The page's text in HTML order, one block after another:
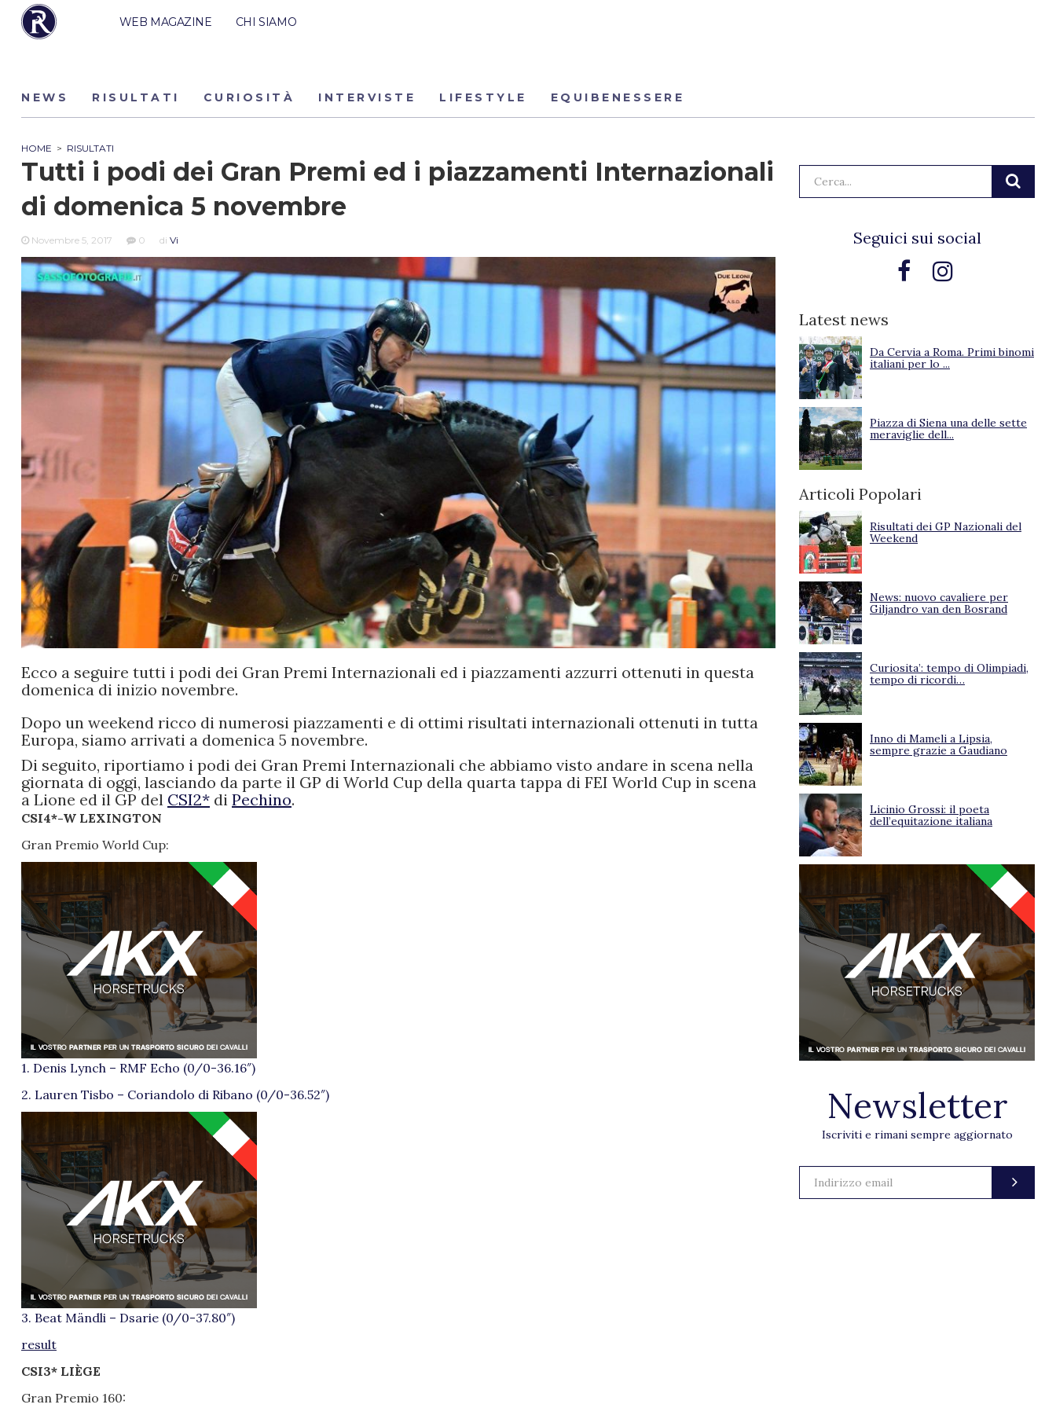
WEB MAGAZINE CHI SIAMO
NEWS RISULTATI CURIOSITÀ INTERVISTE LIFESTYLE EQUIBENESSERE
HOME > RISULTATI
Tutti i podi dei Gran Premi ed i piazzamenti Internazionali
di domenica 5 novembre
Novembre 5, 2017 0 di Vi
Ecco a seguire tutti i podi dei Gran Premi Internazionali ed i piazzamenti azzurri ottenuti in questa
domenica di inizio novembre.
Dopo un weekend ricco di numerosi piazzamenti e di ottimi risultati internazionali ottenuti in tutta
Europa, siamo arrivati a domenica 5 novembre.
Di seguito, riportiamo i podi dei Gran Premi Internazionali che abbiamo visto andare in scena nella
giornata di oggi, lasciando da parte il GP di World Cup della quarta tappa di FEI World Cup in scena
a Lione ed il GP del CSI2* di Pechino.
CSI4*-W LEXINGTON
Gran Premio World Cup:
1. Denis Lynch – RMF Echo (0/0-36.16″)
2. Lauren Tisbo – Coriandolo di Ribano (0/0-36.52″)
3. Beat Mändli – Dsarie (0/0-37.80″)
result
CSI3* LIÈGE
Gran Premio 160:
Seguici sui social
Latest news
Da Cervia a Roma. Primi binomi
italiani per lo ...
Piazza di Siena una delle sette
meraviglie dell...
Articoli Popolari
Risultati dei GP Nazionali del
Weekend
News: nuovo cavaliere per
Giljandro van den Bosrand
Curiosita’: tempo di Olimpiadi,
tempo di ricordi…
Inno di Mameli a Lipsia,
sempre grazie a Gaudiano
Licinio Grossi: il poeta
dell’equitazione italiana
Newsletter
Iscriviti e rimani sempre aggiornato